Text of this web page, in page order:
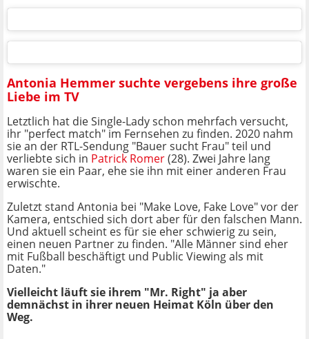
Antonia Hemmer suchte vergebens ihre große
Liebe im TV
Letztlich hat die Single-Lady schon mehrfach versucht,
ihr "perfect match" im Fernsehen zu finden. 2020 nahm
sie an der RTL-Sendung "Bauer sucht Frau" teil und
verliebte sich in Patrick Romer(28). Zwei Jahre lang
waren sie ein Paar, ehe sie ihn mit einer anderen Frau
erwischte.
Zuletzt stand Antonia bei "Make Love, Fake Love" vor der
Kamera, entschied sich dort aber für den falschen Mann.
Und aktuell scheint es für sie eher schwierig zu sein,
einen neuen Partner zu finden. "Alle Männer sind eher
mit Fußball beschäftigt und Public Viewing als mit
Daten."
Vielleicht läuft sie ihrem "Mr. Right" ja aber
demnächst in ihrer neuen Heimat Köln über den
Weg.